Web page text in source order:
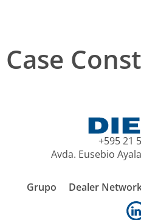
Case
+595 21
Avda. Eusebio
Grupo Dealer